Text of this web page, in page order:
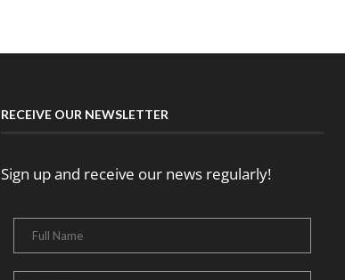
RECEIVE OUR NEWSLETTER
Sign up and receive our news regularly!